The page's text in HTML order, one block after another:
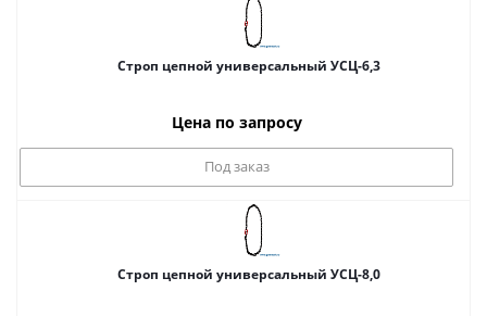
Строп цепной универсальный УСЦ-6,3
Цена по запросу
Под заказ
Строп цепной универсальный УСЦ-8,0